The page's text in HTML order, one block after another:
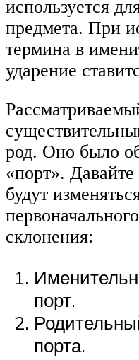
используется
предмета. При
термина в
ударение
род. Оно было
«порт».
будут
склонения:
порт.
порта.